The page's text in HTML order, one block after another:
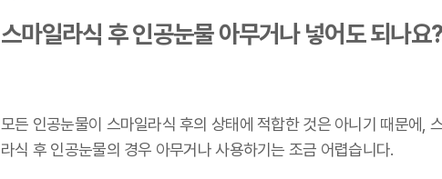
스마일라식 후 인공눈물 아무거나 넣어도 되나요?
모든 인공눈물이 스마일라식 후의 상태에 적합한 것은 아니기 때문에,
라식 후 인공눈물의 경우 아무거나 사용하기는 조금 어렵습니다.